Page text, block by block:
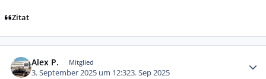
Zitat
Alex P. Mitglied
3. September 2025 um 12:323. Sep 2025